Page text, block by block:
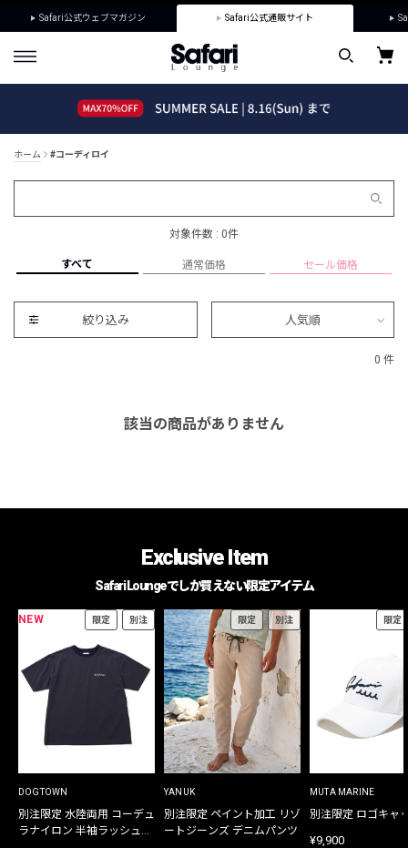
Safari公式ウェブマガジン Safari公式通販サイト
ホーム #コーディロイ
対象件数 : 0件
すべて 通常価格 セール価格
絞り込み 人気順
0 件
該当の商品がありません
Exclusive Item
Safari Loungeでしか買えない限定アイテム
NEW 限定 別注
DOGTOWN
別注限定 水陸両用 コーデュ
ラナイロン 半袖ラッシュガ
限定 別注
YANUK
別注限定 ペイント加工 リゾ
ートジーンズ デニムパンツ
限定
MUTA MARINE
別注限定 ロゴキャ
¥9,900